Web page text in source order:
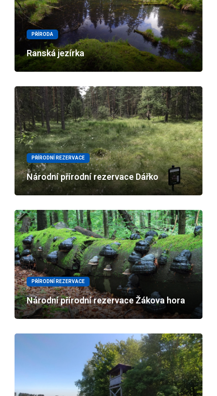
PŘÍRODA
Ranská jezírka
PŘÍRODNÍ REZERVACE
Národní přírodní rezervace Dářko
PŘÍRODNÍ REZERVACE
Národní přírodní rezervace Žákova hora